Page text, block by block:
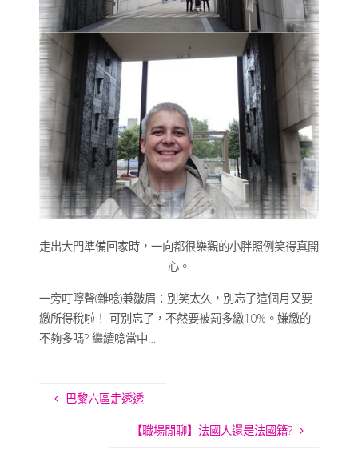
走出大門準備回家時，一向都很樂觀的小胖照例笑得真開
心。
一旁叮嚀聲(雜唸)兼皺眉：別笑太久，別忘了這個月又要
繳所得稅啦！ 可別忘了，不然要被罰多繳10%。嫌繳的
不夠多嗎? 繼續唸當中…
巴黎六區走透透
【職場閒聊】法國人還是法國籍?